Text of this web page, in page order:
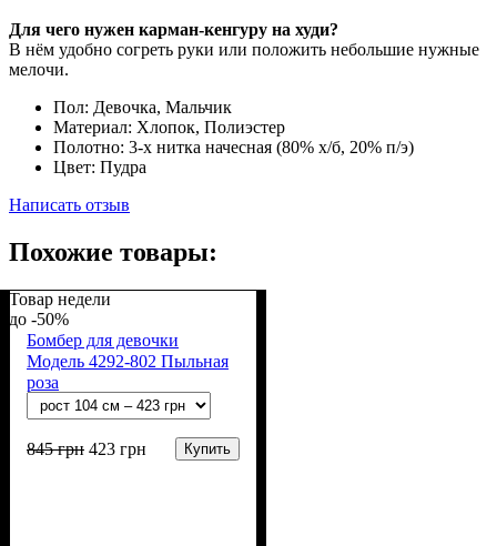
Для чего нужен карман-кенгуру на худи?
В нём удобно согреть руки или положить небольшие нужные
мелочи.
Пол: Девочка, Мальчик
Материал: Хлопок, Полиэстер
Полотно: 3-х нитка начесная (80% х/б, 20% п/э)
Цвет: Пудра
Написать отзыв
Похожие товары:
Товар недели
-50%
Бомбер для девочки
Модель 4292-802 Пыльная
роза
845грн 423 грн Купить